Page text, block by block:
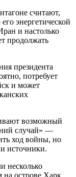
считают,
энергетической
и настолько
продолжать
президента
потребует
и может
возможный
случай» —
ход войны, но
источники.
несколько
острове Харк,